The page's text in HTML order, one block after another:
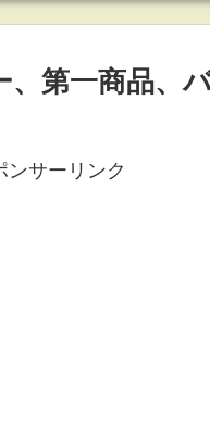
第一商品、
ンサーリンク